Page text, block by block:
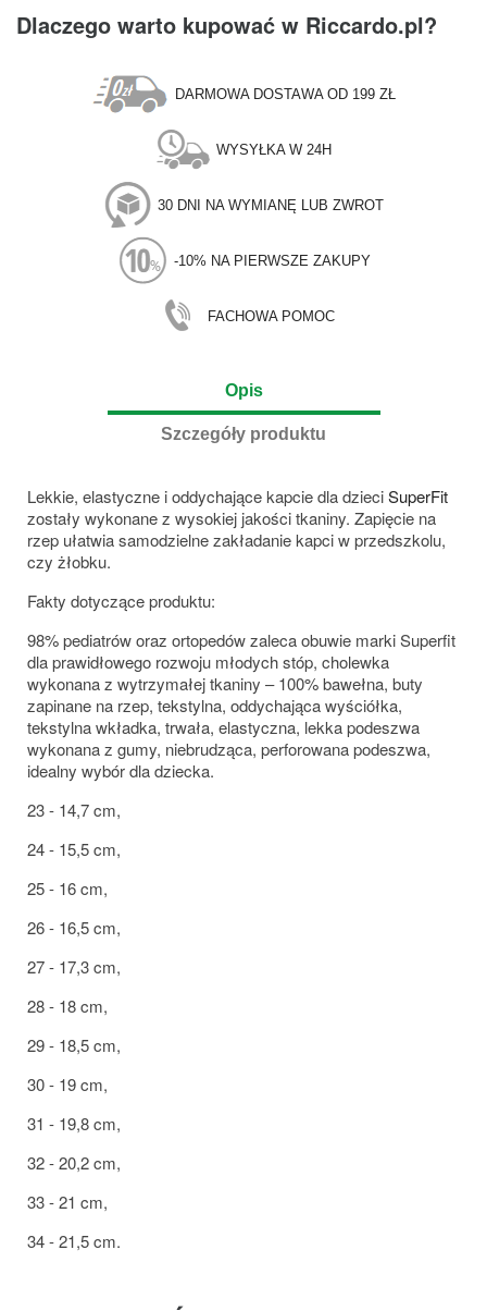
Dlaczego warto kupować w Riccardo.pl?
DARMOWA DOSTAWA OD 199 ZŁ
WYSYŁKA W 24H
30 DNI NA WYMIANĘ LUB ZWROT
-10% NA PIERWSZE ZAKUPY
FACHOWA POMOC
Opis
Szczegóły produktu
Lekkie, elastyczne i oddychające kapcie dla dzieciSuperFit
zostały wykonane z wysokiej jakości tkaniny. Zapięcie na
rzep ułatwia samodzielne zakładanie kapci w przedszkolu,
czy żłobku.
Fakty dotyczące produktu:
98% pediatrów oraz ortopedów zaleca obuwie marki Superfit
dla prawidłowego rozwoju młodych stóp, cholewka
wykonana z wytrzymałej tkaniny – 100% bawełna, buty
zapinane na rzep, tekstylna, oddychająca wyściółka,
tekstylna wkładka, trwała, elastyczna, lekka podeszwa
wykonana z gumy, niebrudząca, perforowana podeszwa,
idealny wybór dla dziecka.
23 - 14,7 cm,
24 - 15,5 cm,
25 - 16 cm,
26 - 16,5 cm,
27 - 17,3 cm,
28 - 18 cm,
29 - 18,5 cm,
30 - 19 cm,
31 - 19,8 cm,
32 - 20,2 cm,
33 - 21 cm,
34 - 21,5 cm.